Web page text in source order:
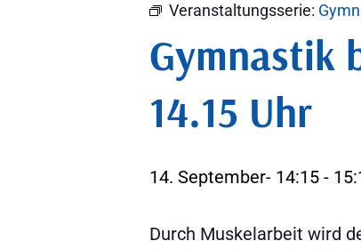
Veranstaltungsserie:
Gymnastik
14.15 Uhr
14. September- 14:15 -
Durch Muskelarbeit wird